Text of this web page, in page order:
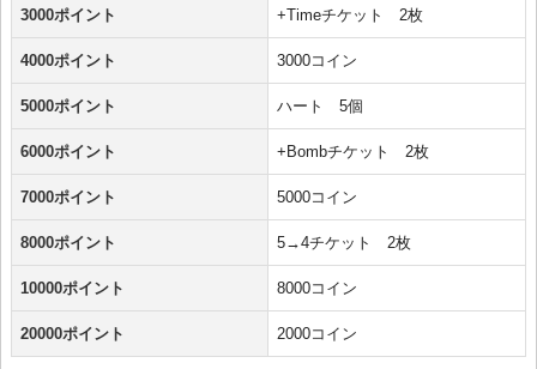
3000ポイント +Timeチケット 2枚
4000ポイント 3000コイン
5000ポイント ハート 5個
6000ポイント +Bombチケット 2枚
7000ポイント 5000コイン
8000ポイント 5→4チケット 2枚
10000ポイント 8000コイン
20000ポイント 2000コイン